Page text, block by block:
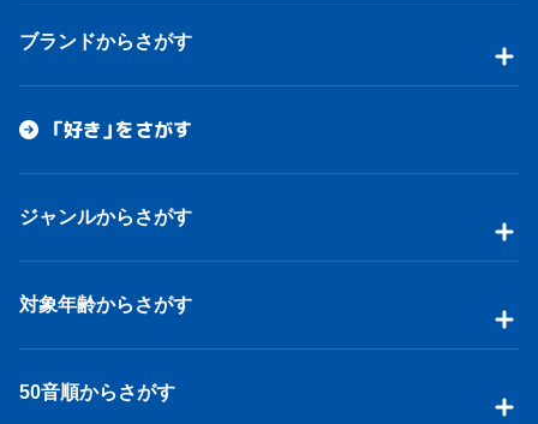
ブランドからさがす
「好き」をさがす
ジャンルからさがす
対象年齢からさがす
50音順からさがす